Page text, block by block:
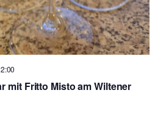
mit Fritto Misto am Wiltener